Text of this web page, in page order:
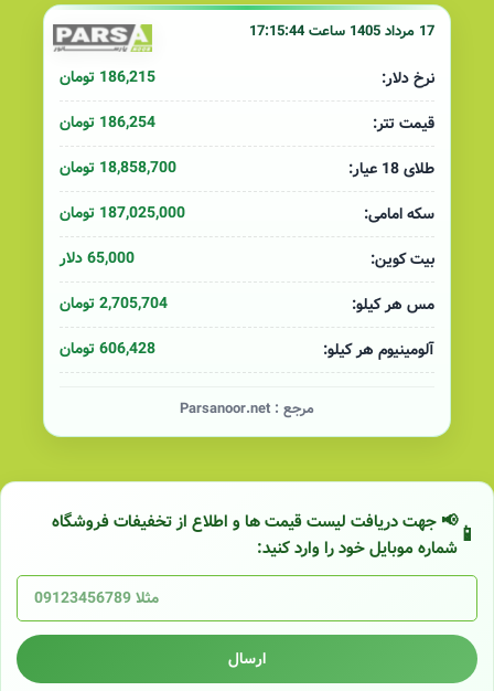
17 مرداد 1405 ساعت 17:15:44
نرخ دلار:
186,215 تومان
قیمت تتر:
186,254 تومان
طلای 18 عیار:
18,858,700 تومان
سکه امامی:
187,025,000 تومان
بیت کوین:
65,000 دلار
مس هر کیلو:
2,705,704 تومان
آلومینیوم هر کیلو:
606,428 تومان
مرجع : Parsanoor.net
📢 جهت دریافت لیست قیمت ها و اطلاع از تخفیفات فروشگاه
شماره موبایل خود را وارد کنید:
ارسال